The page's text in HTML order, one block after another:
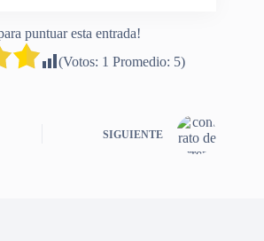
puntuar esta entrada!
(Votos: 1 Promedio: 5)
SIGUIENTE